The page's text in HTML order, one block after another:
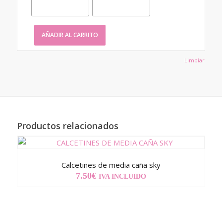
Limpiar
AÑADIR AL CARRITO
Productos relacionados
Calcetines de media caña sky
7.50€ IVA INCLUIDO